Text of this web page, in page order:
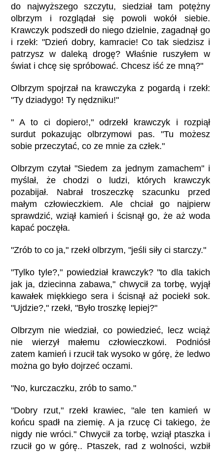
do najwyższego szczytu, siedział tam potężny
olbrzym i rozglądał się powoli wokół siebie.
Krawczyk podszedł do niego dzielnie, zagadnął go
i rzekł: "Dzień dobry, kamracie! Co tak siedzisz i
patrzysz w daleką drogę? Właśnie ruszyłem w
świat i chcę się spróbować. Chcesz iść ze mną?"
Olbrzym spojrzał na krawczyka z pogardą i rzekł:
"Ty dziadygo! Ty nędzniku!"
" A to ci dopiero!," odrzekł krawczyk i rozpiął
surdut pokazując olbrzymowi pas. "Tu możesz
sobie przeczytać, co ze mnie za człek."
Olbrzym czytał "Siedem za jednym zamachem" i
myślał, że chodzi o ludzi, których krawczyk
pozabijał. Nabrał troszeczkę szacunku przed
małym człowieczkiem. Ale chciał go najpierw
sprawdzić, wziął kamień i ścisnął go, że aż woda
kapać poczęła.
"Zrób to co ja," rzekł olbrzym, "jeśli siły ci starczy."
"Tylko tyle?," powiedział krawczyk? "to dla takich
jak ja, dziecinna zabawa," chwycił za torbę, wyjął
kawałek miękkiego sera i ścisnął aż pociekł sok.
"Ujdzie?," rzekł, "Było troszkę lepiej?"
Olbrzym nie wiedział, co powiedzieć, lecz wciąż
nie wierzył małemu człowieczkowi. Podniósł
zatem kamień i rzucił tak wysoko w górę, że ledwo
można go było dojrzeć oczami.
"No, kurczaczku, zrób to samo."
"Dobry rzut," rzekł krawiec, "ale ten kamień w
końcu spadł na ziemię. A ja rzucę Ci takiego, że
nigdy nie wróci." Chwycił za torbę, wziął ptaszka i
rzucił go w górę.. Ptaszek, rad z wolności, wzbił